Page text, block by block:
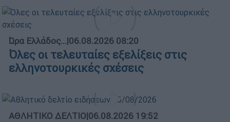
Ώρα Ελλάδος...|06.08.2026 08:20
Όλες οι τελευταίες εξελίξεις στις
ελληνοτουρκικές σχέσεις
ΑΘΛΗΤΙΚΟ ΔΕΛΤΙΟ|06.08.2026 19:52